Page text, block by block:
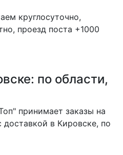
круглосуточно,
проезд поста +1000
по области,
принимает заказы на
доставкой в Кировске, по